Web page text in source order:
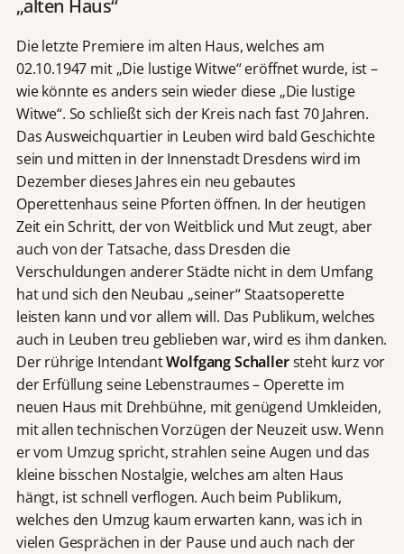
„alten Haus“
Die letzte Premiere im alten Haus, welches am
02.10.1947 mit „Die lustige Witwe“ eröffnet wurde, ist –
wie könnte es anders sein wieder diese „Die lustige
Witwe“. So schließt sich der Kreis nach fast 70 Jahren.
Das Ausweichquartier in Leuben wird bald Geschichte
sein und mitten in der Innenstadt Dresdens wird im
Dezember dieses Jahres ein neu gebautes
Operettenhaus seine Pforten öffnen. In der heutigen
Zeit ein Schritt, der von Weitblick und Mut zeugt, aber
auch von der Tatsache, dass Dresden die
Verschuldungen anderer Städte nicht in dem Umfang
hat und sich den Neubau „seiner“ Staatsoperette
leisten kann und vor allem will. Das Publikum, welches
auch in Leuben treu geblieben war, wird es ihm danken.
Der rührige IntendantWolfgang Schallersteht kurz vor
der Erfüllung seine Lebenstraumes – Operette im
neuen Haus mit Drehbühne, mit genügend Umkleiden,
mit allen technischen Vorzügen der Neuzeit usw. Wenn
er vom Umzug spricht, strahlen seine Augen und das
kleine bisschen Nostalgie, welches am alten Haus
hängt, ist schnell verflogen. Auch beim Publikum,
welches den Umzug kaum erwarten kann, was ich in
vielen Gesprächen in der Pause und auch nach der